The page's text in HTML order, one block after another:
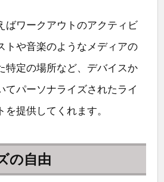
ばワークアウトのアクティビ
トや音楽のようなメディアの
特定の場所など、デバイスか
てパーソナライズされたライ
提供してくれます。
の自由